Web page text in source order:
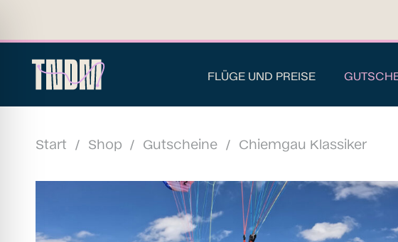
FLÜGE UND PREISE
Start / Shop / Gutscheine / Chiemgau Klassiker